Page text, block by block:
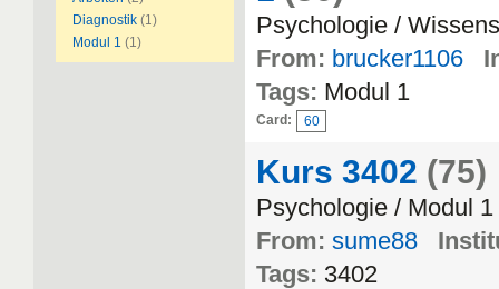
Diagnostik (1)
Modul 1 (1)
Psychologie /
From: brucker1106
Tags: Modul 1
Card: 60
Kurs 3402 (75)
Psychologie / Modul 1
From: sume88
Tags: 3402